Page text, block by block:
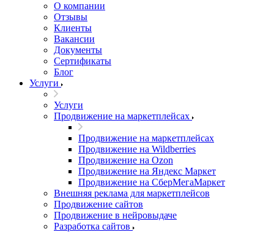
О компании
Отзывы
Клиенты
Вакансии
Документы
Сертификаты
Блог
Услуги
Услуги
Продвижение на маркетплейсах
Продвижение на маркетплейсах
Продвижение на Wildberries
Продвижение на Ozon
Продвижение на Яндекс Маркет
Продвижение на СберМегаМаркет
Внешняя реклама для маркетплейсов
Продвижение сайтов
Продвижение в нейровыдаче
Разработка сайтов